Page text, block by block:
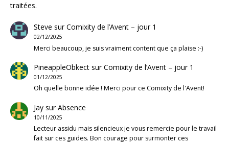
traitées.
Steve surComixity de l’Avent – jour 1
02/12/2025
Merci beaucoup, je suis vraiment content que ça plaise :-)
PineappleObkectsurComixity de l’Avent – jour 1
01/12/2025
Oh quelle bonne idée ! Merci pour ce Comixity de l'Avent!
JaysurAbsence
10/11/2025
Lecteur assidu mais silencieux je vous remercie pour le travail
fait sur ces guides. Bon courage pour surmonter ces